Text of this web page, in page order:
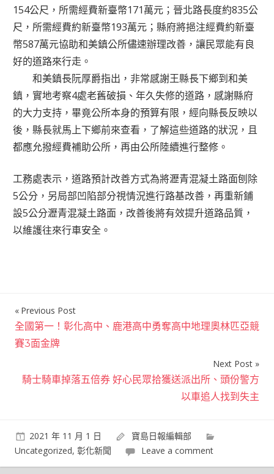
154公尺，所需經費新臺幣171萬元；晉北路長度約835公
尺，所需經費約新臺幣193萬元；縣府將挹注經費約新臺
幣587萬元協助和美鎮公所儘速辦理改善，讓民眾能有良
好的道路來行走。
和美鎮長阮厚爵指出，非常感謝王縣長下鄉到和美
鎮，實地考察4處老舊破損、年久失修的道路，感謝縣府
的大力支持，畢竟公所本身的預算有限，經向縣長反映以
後，縣長就馬上下鄉前來查看，了解這些道路的狀況，且
都應允撥經費補助公所，再由公所陸續進行整修。
工務處表示，道路預計改善方式為將瀝青混凝土路面刨除
5公分，另局部凹陷部分視情況進行路基改善，再重新鋪
設5公分瀝青混凝土路面，改善後將有效提升道路品質，
以維護往來行車安全。
文
章
覽
Previous Post
全國第一！彰化高中、鹿港高中勇奪高中地理奧林匹亞競
賽3面金牌
Next Post
騎士騎車掉落五倍券 好心民眾拾獲送派出所、頭份警方
以車追人找到失主
2021 年 11 月 1 日
寶島日報編輯部
Uncategorized, 彰化新聞 Leave a comment